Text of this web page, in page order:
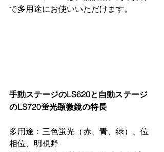
で多用途にお使いいただけます。
手動ステージのLS620と自動ステージ
のLS720蛍光顕微鏡の特長
多用途：三色蛍光（赤、青、緑）、位
相位、明視野